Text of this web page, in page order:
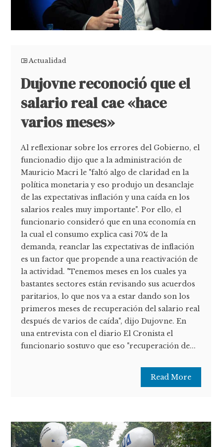
Actualidad
Dujovne reconoció que el
salario real cae «hace
varios meses»
Al reflexionar sobre los errores del Gobierno, el
funcionadio dijo que a la administración de
Mauricio Macri le "faltó algo de claridad en la
política monetaria y eso produjo un desanclaje
de las expectativas inflación y una caída en los
salarios reales muy importante". Por ello, el
funcionario consideró que en una economía en
la cual el consumo explica casi 70% de la
demanda, reanclar las expectativas de inflación
es un factor que propende a una reactivación de
la actividad. "Tenemos meses en los cuales ya
bastantes sectores están revisando sus acuerdos
paritarios, lo que nos va a estar dando son los
primeros meses de recuperación del salario real
después de varios de caída", dijo Dujovne. En
una entrevista con el diario El Cronista el
funcionario sostuvo que eso "recuperación de...
Read More